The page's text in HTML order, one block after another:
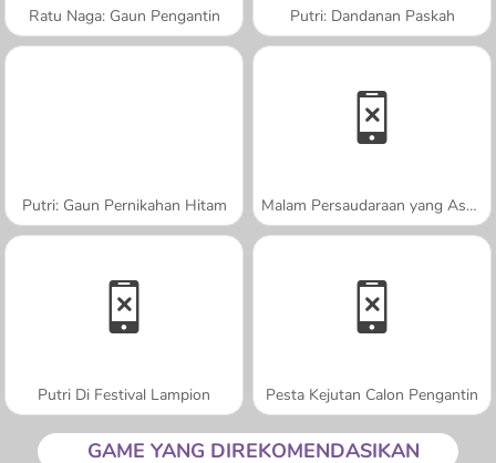
Ratu Naga: Gaun Pengantin Putri: Dandanan Paskah
Putri: Gaun Pernikahan Hitam Malam Persaudaraan yang Asyik
Putri Di Festival Lampion Pesta Kejutan Calon Pengantin
GAME YANG DIREKOMENDASIKAN